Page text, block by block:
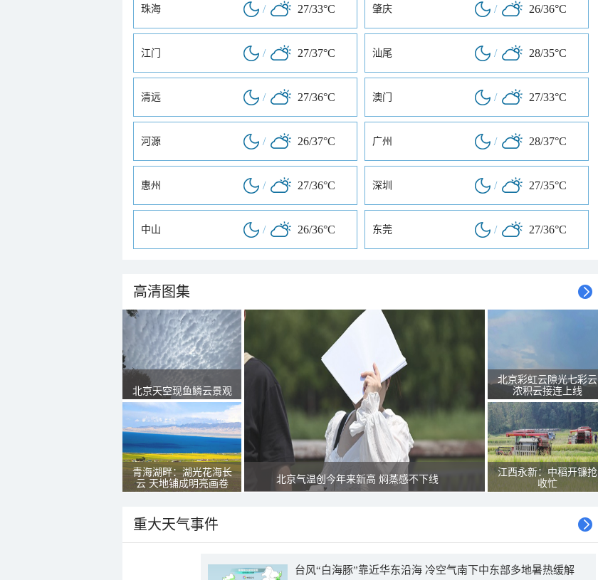
珠海 / 27/33°C 肇庆 / 26/36°C
江门 / 27/37°C 汕尾 / 28/35°C
清远 / 27/36°C 澳门 / 27/33°C
河源 / 26/37°C 广州 / 28/37°C
惠州 / 27/36°C 深圳 / 27/35°C
中山 / 26/36°C 东莞 / 27/36°C
高清图集
北京天空现鱼鳞云景观
青海湖畔：湖光花海长
云 天地铺成明亮画卷
北京气温创今年来新高 焖蒸感不下线
北京彩虹云隙光七彩云
浓积云接连上线
江西永新：中稻开镰抢
收忙
重大天气事件
台风“白海豚”靠近华东沿海 冷空气南下中东部多地暑热缓解